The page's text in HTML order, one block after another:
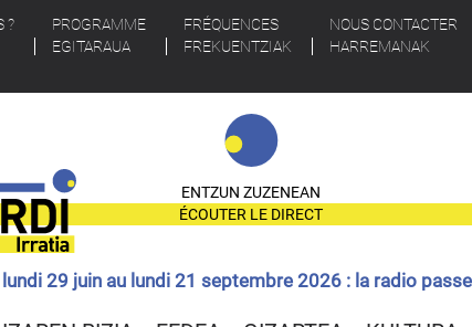
?
PROGRAMME
EGITARAUA
FRÉQUENCES
FREKUENTZIAK
NOUS CONTACTER
HARREMANAK
ENTZUN ZUZENEAN
ÉCOUTER LE DIRECT
lundi 29 juin au lundi 21 septembre 2026 : la radio passe